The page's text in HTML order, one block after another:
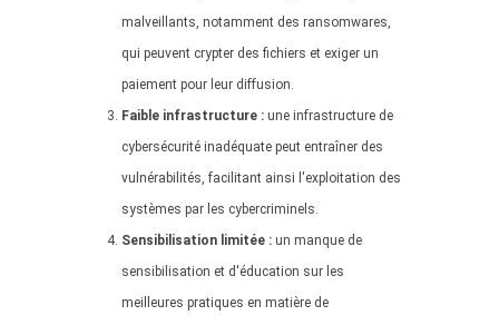
malveillants, notamment des ransomwares,
qui peuvent crypter des fichiers et exiger un
paiement pour leur diffusion.
Faible infrastructure : une infrastructure de
cybersécurité inadéquate peut entraîner des
vulnérabilités, facilitant ainsi l'exploitation des
systèmes par les cybercriminels.
Sensibilisation limitée : un manque de
sensibilisation et d'éducation sur les
meilleures pratiques en matière de